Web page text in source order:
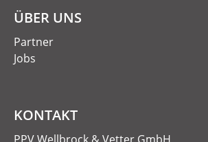
ÜBER UNS
Partner
Jobs
KONTAKT